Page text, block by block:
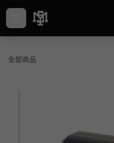
全部商品